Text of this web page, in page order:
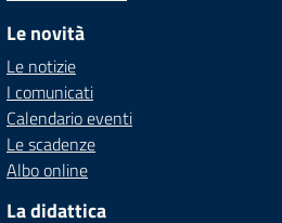
Le novità
Le notizie
I comunicati
Calendario eventi
Le scadenze
Albo online
La didattica